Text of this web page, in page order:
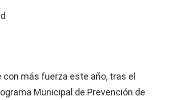
más fuerza este año, tras el
Municipal de Prevención de